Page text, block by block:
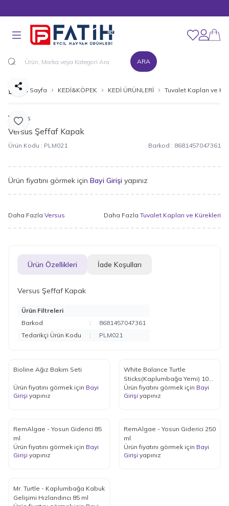
ARA
Hesabım
Favorilerim
Ana Sayfa KEDİ&KÖPEK KEDİ ÜRÜNLERİ Tuvalet Kapları ve
Favoriye Ekle
Paylaş
Versus
Versus Şeffaf Kapak
Ürün Kodu : PLM021 Barkod : 8681457047361
Ürün fiyatını görmek için Bayi Girişi yapınız
Daha Fazla Versus Daha Fazla Tuvalet Kapları ve Kürekleri
Ürün Özellikleri İade Koşulları
Versus Şeffaf Kapak
Ürün Filtreleri
Barkod
:
8681457047361
Tedarikçi Ürün Kodu
: PLM021
Bioline Ağız Bakım Seti
Ürün fiyatını görmek için Bayi
Girişi yapınız
White Balance Turtle
Sticks(Kaplumbağa Yemi) 1000
ml
Ürün fiyatını görmek için Bayi
Girişi yapınız
RemAlgae - Yosun Giderici 85
ml
Ürün fiyatını görmek için Bayi
Girişi yapınız
RemAlgae - Yosun Giderici 250
ml
Ürün fiyatını görmek için Bayi
Girişi yapınız
Mr. Turtle - Kaplumbağa Kabuk
Gelişimi Hızlandırıcı 85 ml